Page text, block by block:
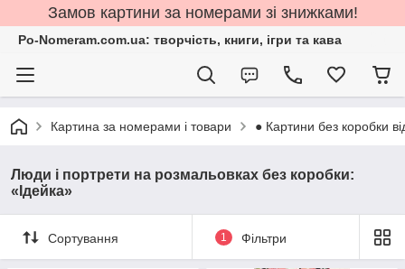
Замов картини за номерами зі знижками!
Po-Nomeram.com.ua: творчість, книги, ігри та кава
Картина за номерами і товари ● Картини без коробки
Люди і портрети на розмальовках без коробки:
«Ідейка»
Сортування 1 Фільтри